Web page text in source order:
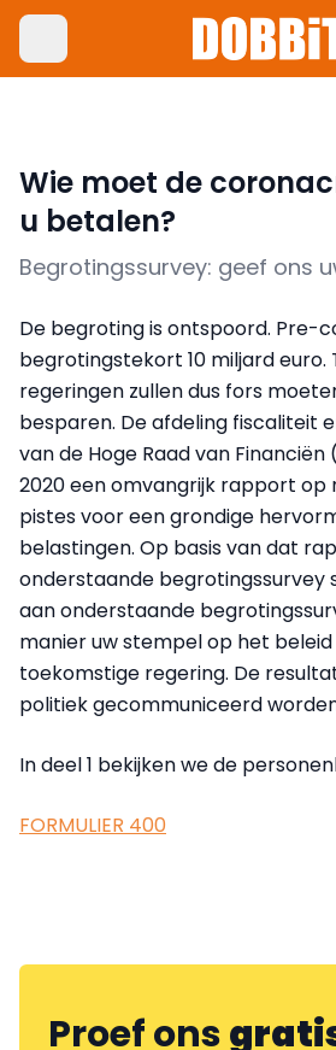
Wie moet de
u betalen?
Begrotingssurvey: geef ons
De begroting is ontspoord. Pre-
begrotingstekort 10 miljard euro.
regeringen zullen dus fors
besparen. De afdeling fiscaliteit
van de Hoge Raad van Financiën
2020 een omvangrijk rapport op
pistes voor een grondige
belastingen. Op basis van dat
onderstaande begrotingssurvey
aan onderstaande
manier uw stempel op het
toekomstige regering. De
politiek gecommuniceerd
In deel 1 bekijken we de
FORMULIER 400
Proef ons